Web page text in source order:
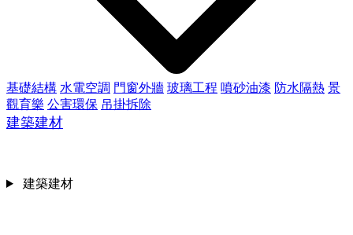
基礎結構 水電空調 門窗外牆 玻璃工程 噴砂油漆 防水隔熱 景
觀育樂 公害環保 吊掛拆除
建築建材
建築建材